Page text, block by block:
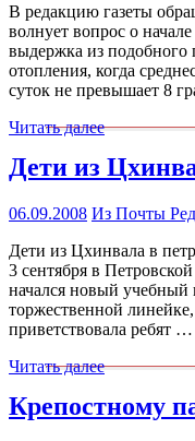
В редакцию газеты
волнует вопрос о
выдержка из подобного
отопления, когда
суток не превышает 8
Читать далее
Дети из
06.09.2008 Из Почты
Дети из Цхинвала в
3 сентября в
начался новый
торжественной
приветствовала ребят …
Читать далее
Крепостному